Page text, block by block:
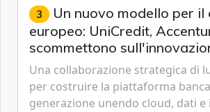
3 Un nuovo modello per il
europeo: UniCredit,
scommettono
tecnologica
Una collaborazione strategica di
per costruire la piattaforma
generazione unendo cloud, dati e